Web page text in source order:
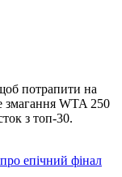
потрапити на
змагання WTA 250
з топ-30.
епічний фінал